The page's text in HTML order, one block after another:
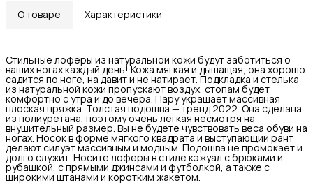
О товаре Характеристики
Стильные лоферы из натуральной кожи будут заботиться о
ваших ногах каждый день! Кожа мягкая и дышащая, она хорошо
садится по ноге, на давит и не натирает. Подкладка и стелька
из натуральной кожи пропускают воздух, стопам будет
комфортно с утра и до вечера. Пару украшает массивная
плоская пряжка. Толстая подошва — тренд 2022. Она сделана
из полиуретана, поэтому очень легкая несмотря на
внушительный размер. Вы не будете чувствовать веса обуви на
ногах. Носок в форме мягкого квадрата и выступающий рант
делают силуэт массивным и модным. Подошва не промокает и
долго служит. Носите лоферы в стиле кэжуал с брюками и
рубашкой, с прямыми джинсами и футболкой, а также с
широкими штанами и коротким жакетом.